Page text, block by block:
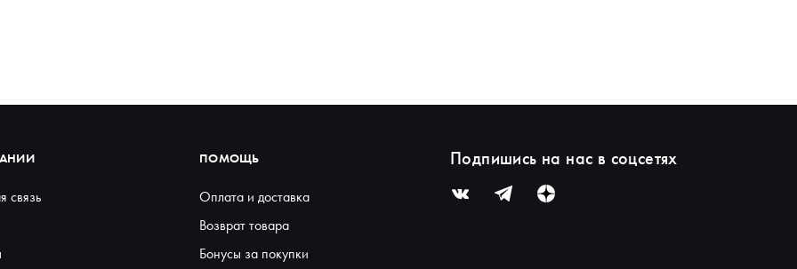
связь
ПОМОЩЬ
Оплата и доставка
Возврат товара
Бонусы за покупки
Подпишись на нас в соцсетях